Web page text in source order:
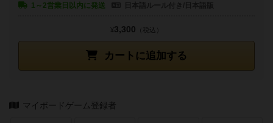
1～2営業日以内に発送
カートに追加する
¥3,300 （税込）
マイボードゲーム登録者